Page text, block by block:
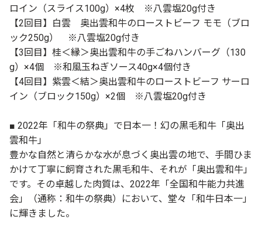
ロイン（スライス100g）×4枚 ※八雲塩20g付き
【2回目】白雲 奥出雲和牛のローストビーフ モモ（ブロ
ック250g） ※八雲塩20g付き
【3回目】桂＜縁＞奥出雲和牛の手ごねハンバーグ（130
g）×4個 ※和風玉ねぎソース40g×4個付き
【4回目】紫雲＜結＞奥出雲和牛のローストビーフ サーロ
イン（ブロック150g）×2個 ※八雲塩20g付き
■ 2022年「和牛の祭典」で日本一！幻の黒毛和牛「奥出
雲和牛」
豊かな自然と清らかな水が息づく奥出雲の地で、手間ひま
かけて丁寧に飼育された黒毛和牛、それが「奥出雲和牛」
です。その卓越した肉質は、2022年「全国和牛能力共進
会」（通称：和牛の祭典）において、堂々「和牛日本一」
に輝きました。